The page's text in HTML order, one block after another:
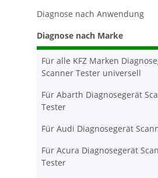
Diagnose nach Anwendung
Diagnose nach Marke
Für alle KFZ Marken
Scanner Tester universell
Für Abarth Diagnosegerät
Tester
Für Audi Diagnosegerät
Für Acura Diagnosegerät
Tester